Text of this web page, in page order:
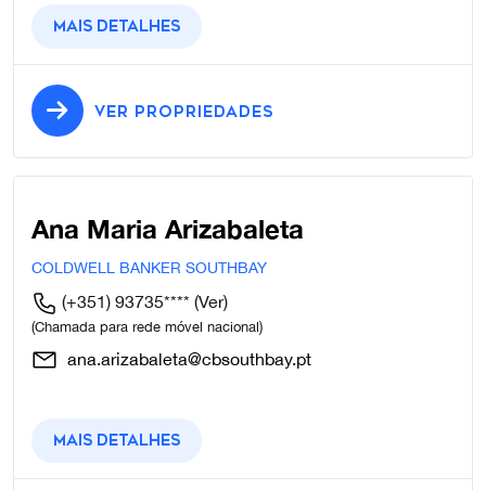
Mais detalhes
VER PROPRIEDADES
Ana Maria Arizabaleta
COLDWELL BANKER SOUTHBAY
(+351) 93735**** (Ver)
(Chamada para rede móvel nacional)
ana.arizabaleta@cbsouthbay.pt
Mais detalhes